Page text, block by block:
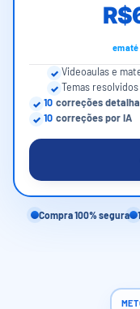
em até
Videoaulas e
Temas
10 correções
10 correções por IA
Compra 100% segura